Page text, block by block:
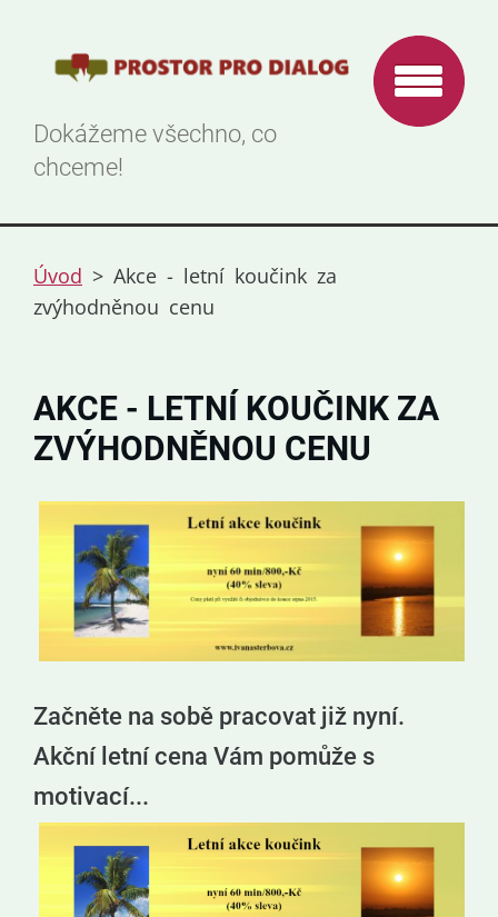
Dokážeme všechno, co
chceme!
Úvod > Akce - letní koučink za
zvýhodněnou cenu
AKCE - LETNÍ KOUČINK ZA
ZVÝHODNĚNOU CENU
Začněte na sobě pracovat již nyní.
Akční letní cena Vám pomůže s
motivací...